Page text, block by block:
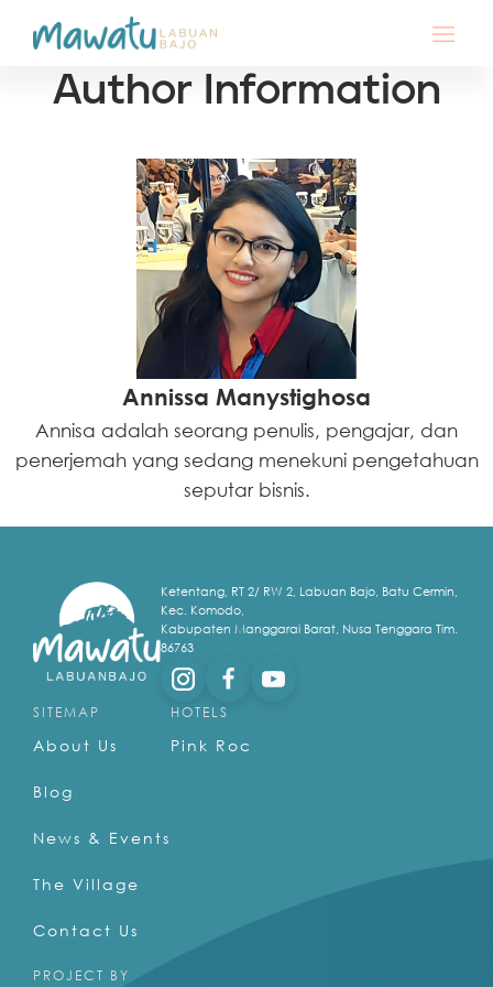
Author Information
Annissa Manystighosa
Annisa adalah seorang penulis, pengajar, dan
penerjemah yang sedang menekuni pengetahuan
seputar bisnis.
SITEMAP
About Us
Blog
News & Events
The Village
Contact Us
HOTELS
Pink Roc
Ketentang, RT 2/ RW 2, Labuan Bajo, Batu Cermin,
Kec. Komodo,
Kabupaten Manggarai Barat, Nusa Tenggara Tim.
86763
PROJECT BY